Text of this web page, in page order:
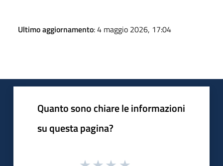
Ultimo aggiornamento: 4 maggio 2026, 17:04
Quanto sono chiare le informazioni
su questa pagina?